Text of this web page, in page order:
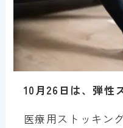
10月26日は、弾性
医療用ストッキン